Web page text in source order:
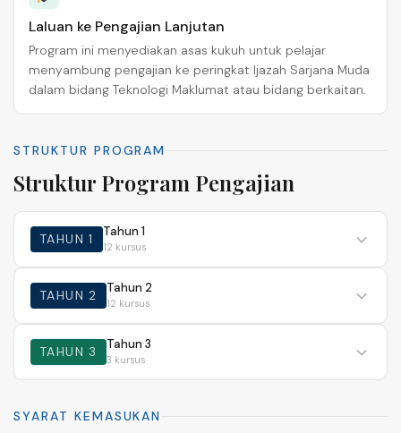
Laluan ke Pengajian Lanjutan
Program ini menyediakan asas kukuh untuk pelajar
menyambung pengajian ke peringkat Ijazah Sarjana Muda
dalam bidang Teknologi Maklumat atau bidang berkaitan.
STRUKTUR PROGRAM
Struktur Program Pengajian
TAHUN 1 Tahun 1
12 kursus
TAHUN 2 Tahun 2
12 kursus
TAHUN 3 Tahun 3
3 kursus
SYARAT KEMASUKAN